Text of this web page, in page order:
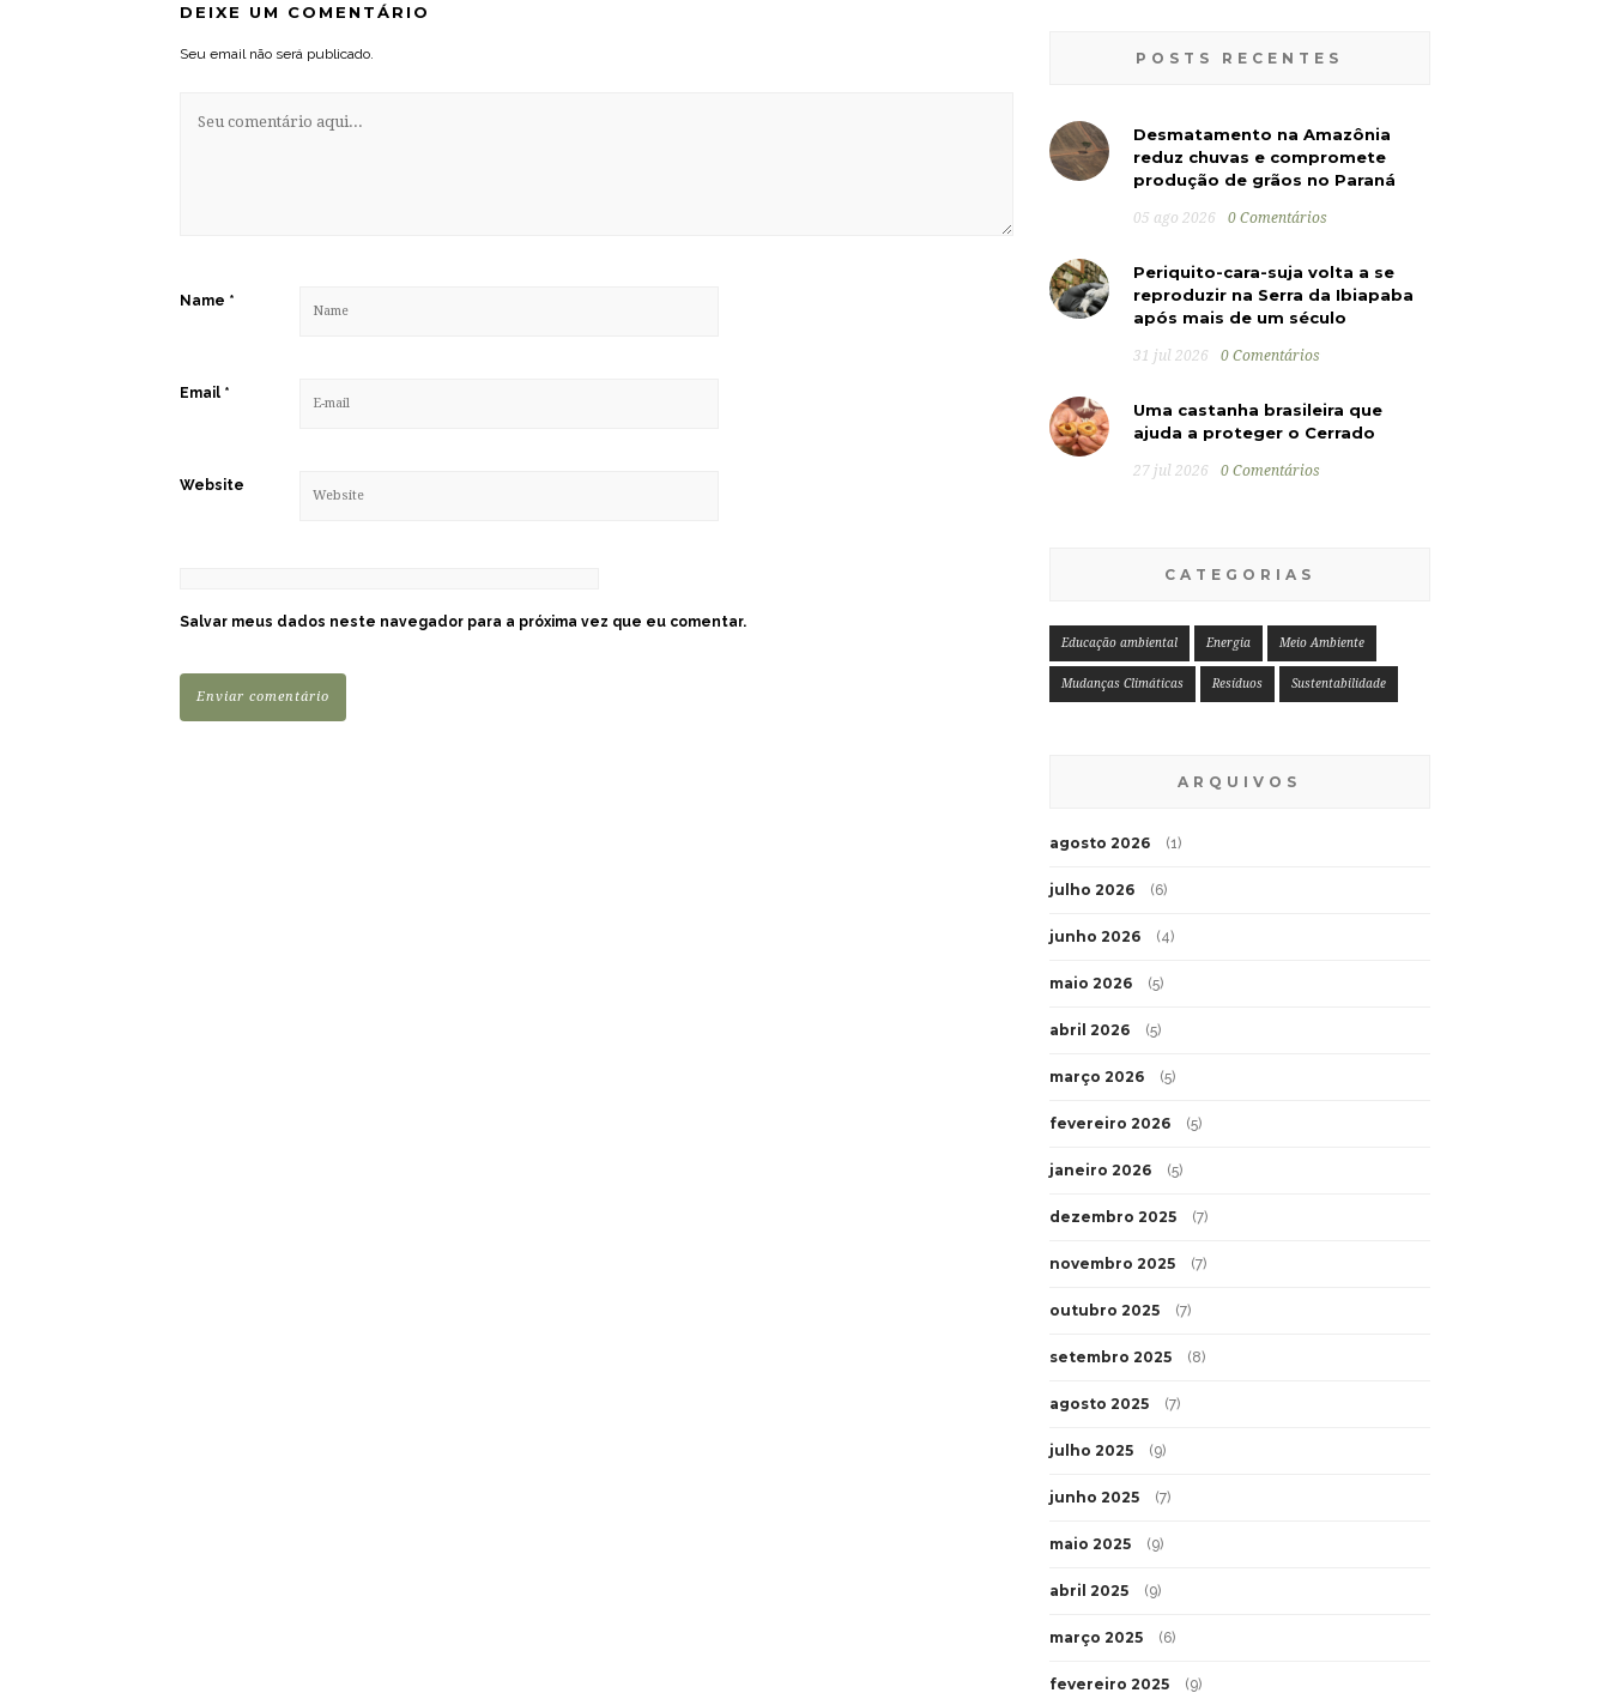
DEIXE UM COMENTÁRIO
Seu email não será publicado.
Name *
Email *
Website
Salvar meus dados neste navegador para a próxima vez que eu comentar.
POSTS RECENTES
Desmatamento na Amazônia
reduz chuvas e compromete
produção de grãos no Paraná
05 ago 2026 0 Comentários
Periquito-cara-suja volta a se
reproduzir na Serra da Ibiapaba
após mais de um século
31 jul 2026 0 Comentários
Uma castanha brasileira que
ajuda a proteger o Cerrado
27 jul 2026 0 Comentários
CATEGORIAS
Educação ambiental Energia Meio Ambiente
Mudanças Climáticas Resíduos Sustentabilidade
ARQUIVOS
agosto 2026 (1)
julho 2026 (6)
junho 2026 (4)
maio 2026 (5)
abril 2026 (5)
março 2026 (5)
fevereiro 2026 (5)
janeiro 2026 (5)
dezembro 2025 (7)
novembro 2025 (7)
outubro 2025 (7)
setembro 2025 (8)
agosto 2025 (7)
julho 2025 (9)
junho 2025 (7)
maio 2025 (9)
abril 2025 (9)
março 2025 (6)
fevereiro 2025 (9)